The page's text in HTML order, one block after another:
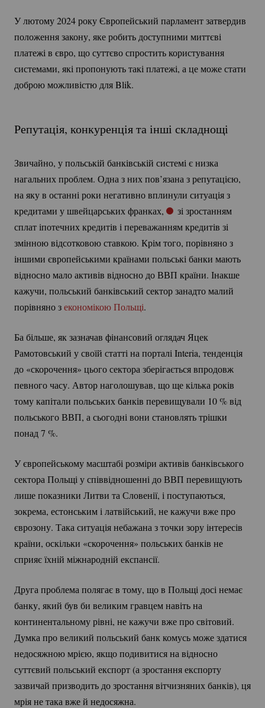
У лютому 2024 року Європейський парламент затвердив
положення закону, яке робить доступними миттєві
платежі в євро, що суттєво спростить користування
системами, які пропонують такі платежі, а це може стати
доброю можливістю для Blik.
Репутація, конкуренція та інші складнощі
Звичайно, у польській банківській системі є низка
нагальних проблем. Одна з них пов’язана з репутацією,
на яку в останні роки негативно вплинули ситуація з
кредитами у швейцарських франках,
зі зростанням
сплат іпотечних кредитів і переважанням кредитів зі
змінною відсотковою ставкою. Крім того, порівняно з
іншими європейськими країнами польські банки мають
відносно мало активів відносно до ВВП країни. Інакше
кажучи, польський банківський сектор занадто малий
порівняно зекономікою Польщі.
Ба більше, як зазначав фінансовий оглядач Яцек
Рамотовський у своїй статті на порталі Interia, тенденція
до «скорочення» цього сектора зберігається впродовж
певного часу. Автор наголошував, що ще кілька років
тому капітали польських банків перевищували 10 %від
польського ВВП, а сьогодні вони становлять трішки
понад7 %.
У європейському масштабі розміри активів банківського
сектора Польщі у співвідношенні до ВВП перевищують
лише показники Литви та Словенії, і поступаються,
зокрема, естонським і латвійський, не кажучи вже про
єврозону. Така ситуація небажана з точки зору інтересів
країни, оскільки «скорочення» польських банків не
сприяє їхній міжнародній експансії.
Друга проблема полягає в тому, що в Польщі досі немає
банку, який був би великим гравцем навіть на
континентальному рівні, не кажучи вже про світовий.
Думка про великий польський банк комусь може здатися
недосяжною мрією, якщо подивитися на відносно
суттєвий польський експорт (а зростання експорту
зазвичай призводить до зростання вітчизняних банків), ця
мрія не така вже й недосяжна.